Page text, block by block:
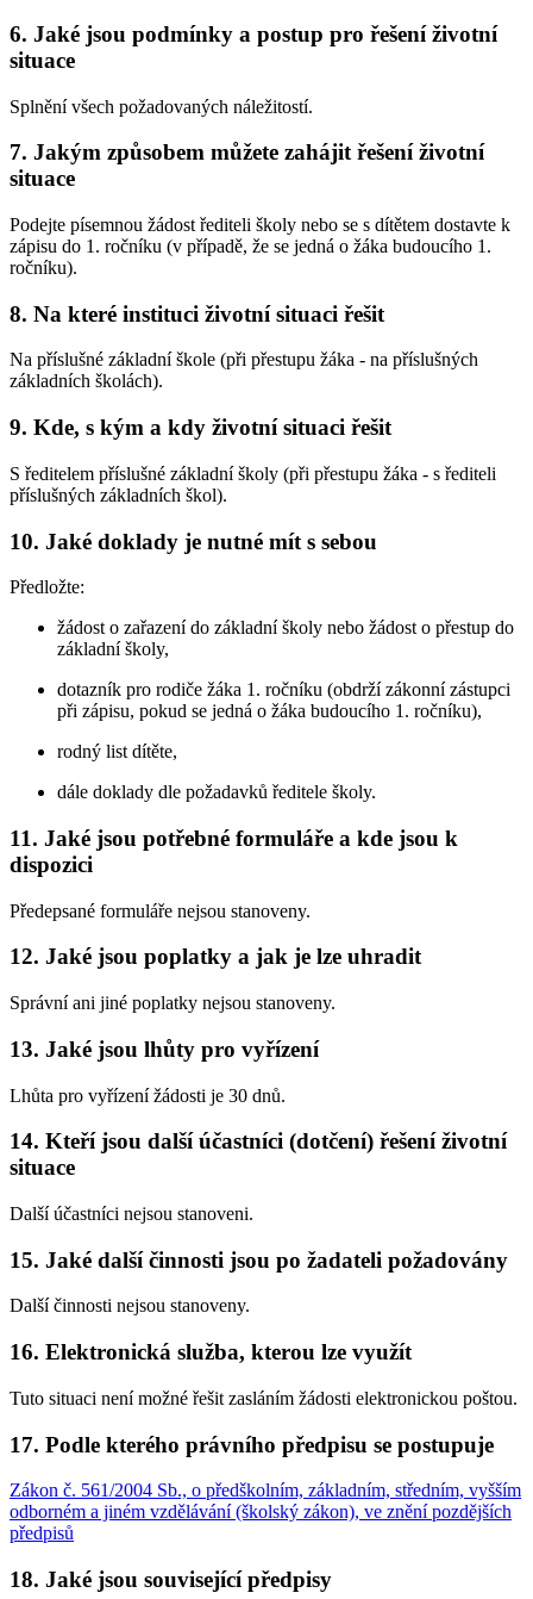
6. Jaké jsou podmínky a postup pro řešení životní
situace
Splnění všech požadovaných náležitostí.
7. Jakým způsobem můžete zahájit řešení životní
situace
Podejte písemnou žádost řediteli školy nebo se s dítětem dostavte k
zápisu do 1. ročníku (v případě, že se jedná o žáka budoucího 1.
ročníku).
8. Na které instituci životní situaci řešit
Na příslušné základní škole (při přestupu žáka - na příslušných
základních školách).
9. Kde, s kým a kdy životní situaci řešit
S ředitelem příslušné základní školy (při přestupu žáka - s řediteli
příslušných základních škol).
10. Jaké doklady je nutné mít s sebou
Předložte:
žádost o zařazení do základní školy nebo žádost o přestup do
základní školy,
dotazník pro rodiče žáka 1. ročníku (obdrží zákonní zástupci
při zápisu, pokud se jedná o žáka budoucího 1. ročníku),
rodný list dítěte,
dále doklady dle požadavků ředitele školy.
11. Jaké jsou potřebné formuláře a kde jsou k
dispozici
Předepsané formuláře nejsou stanoveny.
12. Jaké jsou poplatky a jak je lze uhradit
Správní ani jiné poplatky nejsou stanoveny.
13. Jaké jsou lhůty pro vyřízení
Lhůta pro vyřízení žádosti je 30 dnů.
14. Kteří jsou další účastníci (dotčení) řešení životní
situace
Další účastníci nejsou stanoveni.
15. Jaké další činnosti jsou po žadateli požadovány
Další činnosti nejsou stanoveny.
16. Elektronická služba, kterou lze využít
Tuto situaci není možné řešit zasláním žádosti elektronickou poštou.
17. Podle kterého právního předpisu se postupuje
Zákon č. 561/2004 Sb., o předškolním, základním, středním, vyšším
odborném a jiném vzdělávání (školský zákon), ve znění pozdějších
předpisů
18. Jaké jsou související předpisy